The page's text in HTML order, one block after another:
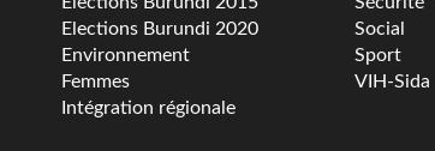
Elections Burundi 2020
Environnement
Femmes
Intégration régionale
Social
Sport
VIH-Sida